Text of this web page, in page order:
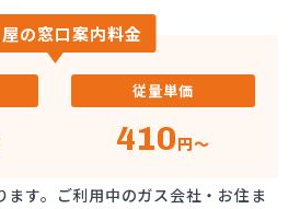
の窓口案内料金
従量単価
410円～
す。ご利用中のガス会社・お住ま